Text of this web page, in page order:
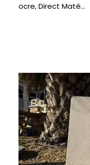
ocre, Direct Maté...